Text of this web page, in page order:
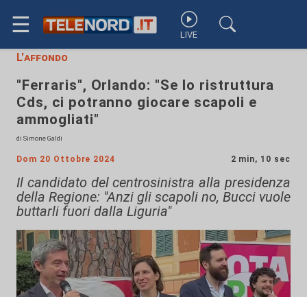
☰ LIVE
L'affondo
"Ferraris", Orlando: "Se lo ristruttura
Cds, ci potranno giocare scapoli e
ammogliati"
di Simone Galdi
Dom 20 Ottobre 2024 2 min, 10 sec
Il candidato del centrosinistra alla presidenza
della Regione: "Anzi gli scapoli no, Bucci vuole
buttarli fuori dalla Liguria"